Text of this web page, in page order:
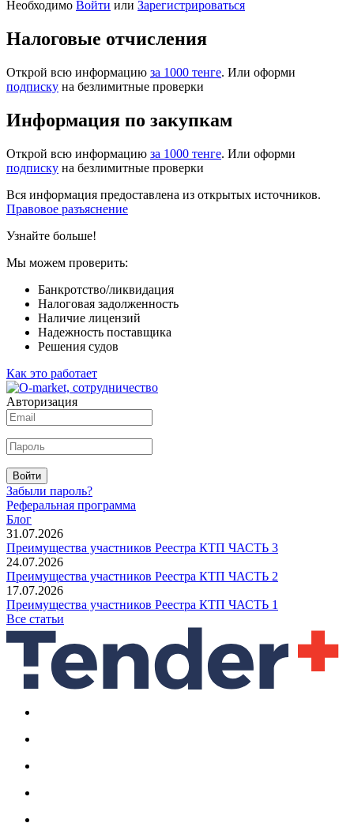
Необходимо Войти или Зарегистрироваться
Налоговые отчисления
Открой всю информацию за 1000 тенге. Или оформи
подписку на безлимитные проверки
Информация по закупкам
Открой всю информацию за 1000 тенге. Или оформи
подписку на безлимитные проверки
Вся информация предоставлена из открытых источников.
Правовое разъяснение
Узнайте больше!
Мы можем проверить:
Банкротство/ликвидация
Налоговая задолженность
Наличие лицензий
Надежность поставщика
Решения судов
Как это работает
Авторизация
Войти
Забыли пароль?
Реферальная программа
Блог
31.07.2026
Преимущества участников Реестра КТП ЧАСТЬ 3
24.07.2026
Преимущества участников Реестра КТП ЧАСТЬ 2
17.07.2026
Преимущества участников Реестра КТП ЧАСТЬ 1
Все статьи